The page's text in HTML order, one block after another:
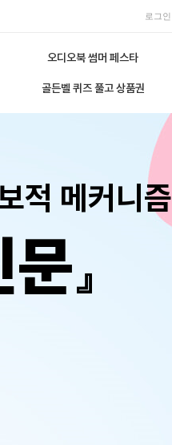
로그인
오디오북 썸머 페스타
골든벨 퀴즈 풀고 상품권
적 메커니즘
』